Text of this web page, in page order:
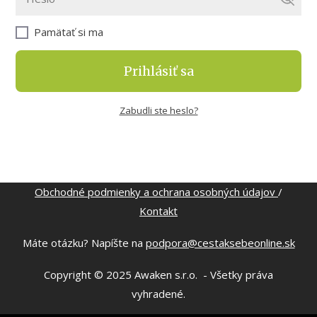
Pamätať si ma
Prihlásiť sa
Zabudli ste heslo?
Obchodné podmienky a ochrana osobných údajov /
Kontakt
Máte otázku? Napíšte na podpora@cestaksebeonline.sk
Copyright © 2025 Awaken s.r.o. - Všetky práva
vyhradené.